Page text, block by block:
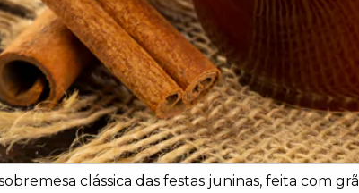
clássica das festas juninas, feita com